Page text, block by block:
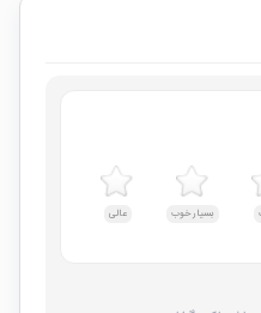
بسیار خوب عالی